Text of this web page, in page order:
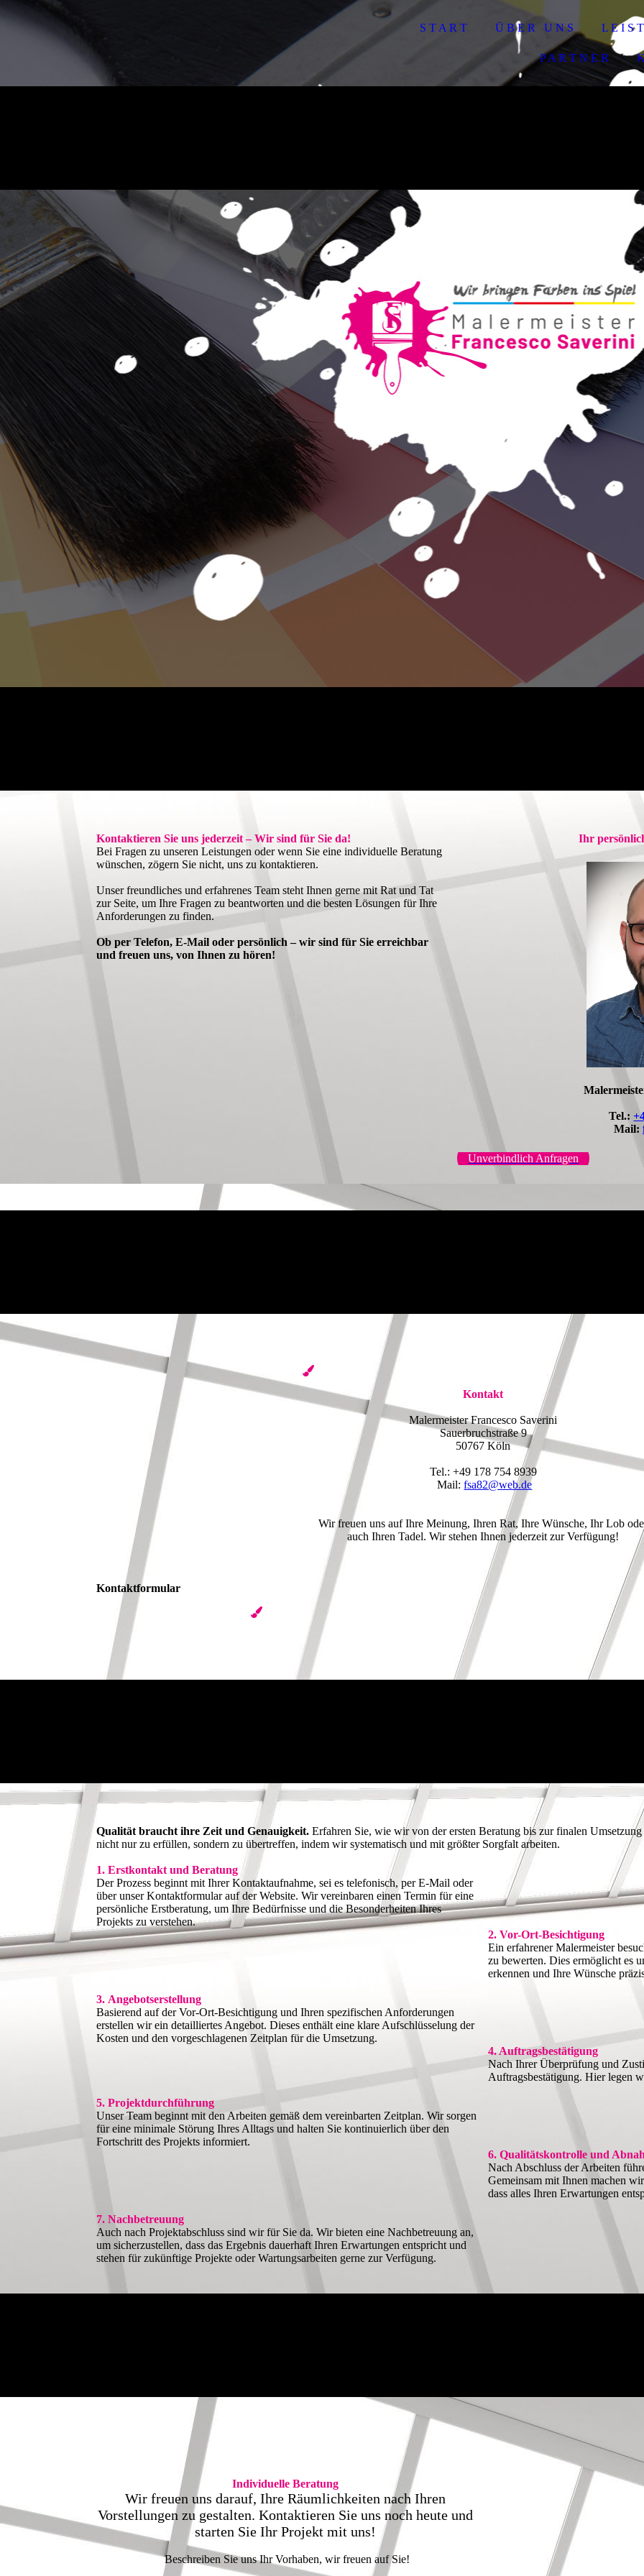
S T A R T Ü B E R U N S L E I S
P A R T N E R
Kontaktieren Sie uns jederzeit – Wir sind für Sie da!
Bei Fragen zu unseren Leistungen oder wenn Sie eine individuelle Beratung
wünschen, zögern Sie nicht, uns zu kontaktieren.
Unser freundliches und erfahrenes Team steht Ihnen gerne mit Rat und Tat
zur Seite, um Ihre Fragen zu beantworten und die besten Lösungen für Ihre
Anforderungen zu finden.
Ob per Telefon, E-Mail oder persönlich – wir sind für Sie erreichbar
und freuen uns, von Ihnen zu hören!
Ihr
Tel.:
Mail:
Unverbindlich Anfragen
Kontakt
Malermeister Francesco Saverini
Sauerbruchstraße 9
50767 Köln
Tel.: +49 178 754 8939
Mail:fsa82@web.de
Wir freuen uns auf Ihre Meinung, Ihren Rat, Ihre Wünsche, Ihr Lob
auch Ihren Tadel. Wir stehen Ihnen jederzeit zur Verfügung!
Kontaktformular
Qualität braucht ihre Zeit und Genauigkeit. Erfahren Sie, wie wir von der ersten Beratung bis zur finalen
nicht nur zu erfüllen, sondern zu übertreffen, indem wir systematisch und mit größter Sorgfalt arbeiten.
1. Erstkontakt und Beratung
Der Prozess beginnt mit Ihrer Kontaktaufnahme, sei es telefonisch, per E-Mail oder
über unser Kontaktformular auf der Website. Wir vereinbaren einen Termin für eine
persönliche Erstberatung, um Ihre Bedürfnisse und die Besonderheiten Ihres
Projekts zu verstehen.
2. Vor-Ort-Besichtigung
Ein erfahrener Malermeister
zu bewerten. Dies ermöglicht es
erkennen und Ihre Wünsche
3. Angebotserstellung
Basierend auf der Vor-Ort-Besichtigung und Ihren spezifischen Anforderungen
erstellen wir ein detailliertes Angebot. Dieses enthält eine klare Aufschlüsselung der
Kosten und den vorgeschlagenen Zeitplan für die Umsetzung.
4. Auftragsbestätigung
Nach Ihrer Überprüfung und
Auftragsbestätigung. Hier legen
5. Projektdurchführung
Unser Team beginnt mit den Arbeiten gemäß dem vereinbarten Zeitplan. Wir sorgen
für eine minimale Störung Ihres Alltags und halten Sie kontinuierlich über den
Fortschritt des Projekts informiert.
6. Qualitätskontrolle und
Nach Abschluss der Arbeiten
Gemeinsam mit Ihnen machen
dass alles Ihren Erwartungen
7. Nachbetreuung
Auch nach Projektabschluss sind wir für Sie da. Wir bieten eine Nachbetreuung an,
um sicherzustellen, dass das Ergebnis dauerhaft Ihren Erwartungen entspricht und
stehen für zukünftige Projekte oder Wartungsarbeiten gerne zur Verfügung.
Individuelle Beratung
Wir freuen uns darauf, Ihre Räumlichkeiten nach Ihren
Vorstellungen zu gestalten. Kontaktieren Sie uns noch heute und
starten Sie Ihr Projekt mit uns!
Beschreiben Sie uns Ihr Vorhaben, wir freuen auf Sie!